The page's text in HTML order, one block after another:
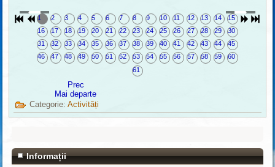
1 2 3 4 5 6 7 8 9 10 11 12 13 14
15
16
17 18 19 20 21 22 23 24 25 26 27 28 29
30
31
32 33 34 35 36 37 38 39 40 41 42 43 44
45
46
47 48 49 50 51 52 53 54 55 56 57 58 59
60
61
Prec
Mai departe
Categorie:Activități
Informații